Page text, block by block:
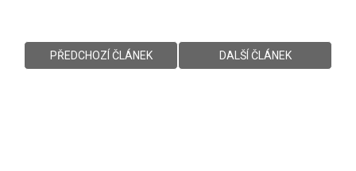
PŘEDCHOZÍ ČLÁNEK DALŠÍ ČLÁNEK